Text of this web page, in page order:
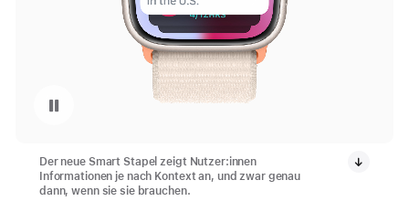
Wiedergabe wiederholen von Video: Apple Watch Smart Stapel
Der neue Smart Stapel zeigt Nutzer:innen
Informationen je nach Kontext an, und zwar genau
dann, wenn sie sie brauchen.